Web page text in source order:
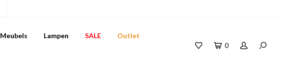
Meubels Lampen SALE Outlet
0